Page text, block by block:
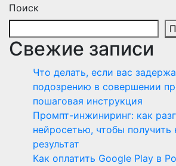
Поиск
Свежие записи
Что делать, если вас
подозрению в совершении
пошаговая инструкция
Промпт-инжиниринг: как
нейросетью, чтобы
результат
Как оплатить Google Play в